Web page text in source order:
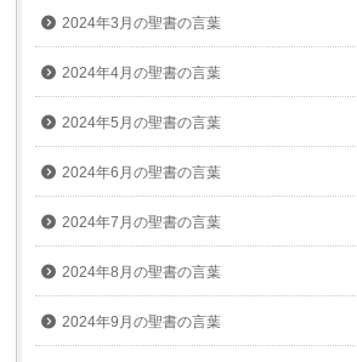
2024年3月の聖書の言葉
2024年4月の聖書の言葉
2024年5月の聖書の言葉
2024年6月の聖書の言葉
2024年7月の聖書の言葉
2024年8月の聖書の言葉
2024年9月の聖書の言葉